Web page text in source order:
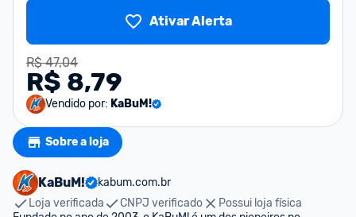
Ativar Alerta
R$ 47,04
R$ 8,79
Vendido por: KaBuM!
Sobre a loja
KaBuM!
kabum.com.br
Loja verificada
CNPJ verificado
Possui loja física